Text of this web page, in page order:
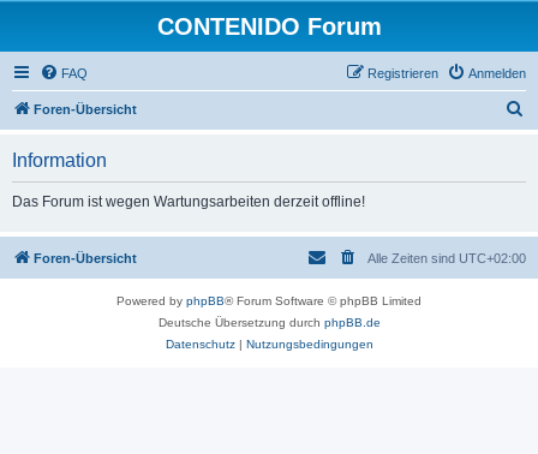
CONTENIDO Forum
FAQ Anmelden
Registrieren
Foren-Übersicht
Information
Das Forum ist wegen Wartungsarbeiten derzeit offline!
Foren-Übersicht Alle Zeiten sind UTC+02:00
Powered by phpBB® Forum Software © phpBB Limited
Deutsche Übersetzung durch phpBB.de
Datenschutz| Nutzungsbedingungen